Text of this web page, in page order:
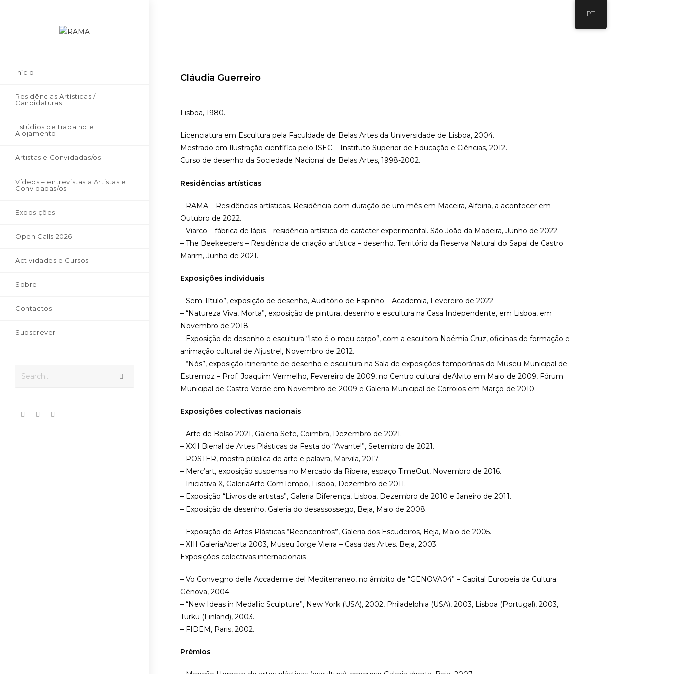
Início
Residências Artísticas /
Candidaturas
Estúdios de trabalho e
Alojamento
Artistas e Convidadas/os
Vídeos – entrevistas a Artistas e
Convidadas/os
Exposições
Open Calls 2026
Actividades e Cursos
Sobre
Contactos
Subscrever
Search...
Cláudia Guerreiro
Lisboa, 1980.
Licenciatura em Escultura pela Faculdade de Belas Artes da Universidade de Lisboa, 2004.
Mestrado em Ilustração científica pelo ISEC – Instituto Superior de Educação e Ciências, 2012.
Curso de desenho da Sociedade Nacional de Belas Artes, 1998-2002.
Residências artísticas
– RAMA – Residências artísticas. Residência com duração de um mês em Maceira, Alfeiria, a acontecer em
Outubro de 2022.
– Viarco – fábrica de lápis – residência artística de carácter experimental. São João da Madeira, Junho de 2022.
– The Beekeepers – Residência de criação artística – desenho. Território da Reserva Natural do Sapal de Castro
Marim, Junho de 2021.
Exposições individuais
– Sem Título”, exposição de desenho, Auditório de Espinho – Academia, Fevereiro de 2022
– “Natureza Viva, Morta”, exposição de pintura, desenho e escultura na Casa Independente, em Lisboa, em
Novembro de 2018.
– Exposição de desenho e escultura “Isto é o meu corpo”, com a escultora Noémia Cruz, oficinas de formação e
animação cultural de Aljustrel, Novembro de 2012.
– “Nós”, exposição itinerante de desenho e escultura na Sala de exposições temporárias do Museu Municipal de
Estremoz – Prof. Joaquim Vermelho, Fevereiro de 2009, no Centro cultural deAlvito em Maio de 2009, Fórum
Municipal de Castro Verde em Novembro de 2009 e Galeria Municipal de Corroios em Março de 2010.
Exposições colectivas nacionais
– Arte de Bolso 2021, Galeria Sete, Coimbra, Dezembro de 2021.
– XXII Bienal de Artes Plásticas da Festa do “Avante!”, Setembro de 2021.
– POSTER, mostra pública de arte e palavra, Marvila, 2017.
– Merc’art, exposição suspensa no Mercado da Ribeira, espaço TimeOut, Novembro de 2016.
– Iniciativa X, GaleriaArte ComTempo, Lisboa, Dezembro de 2011.
– Exposição “Livros de artistas”, Galeria Diferença, Lisboa, Dezembro de 2010 e Janeiro de 2011.
– Exposição de desenho, Galeria do desassossego, Beja, Maio de 2008.
– Exposição de Artes Plásticas “Reencontros”, Galeria dos Escudeiros, Beja, Maio de 2005.
– XIII GaleriaAberta 2003, Museu Jorge Vieira – Casa das Artes. Beja, 2003.
Exposições colectivas internacionais
– Vo Convegno delle Accademie del Mediterraneo, no âmbito de “GENOVA04” – Capital Europeia da Cultura.
Génova, 2004.
– “New Ideas in Medallic Sculpture”, New York (USA), 2002, Philadelphia (USA), 2003, Lisboa (Portugal), 2003,
Turku (Finland), 2003.
– FIDEM, Paris, 2002.
Prémios
PT